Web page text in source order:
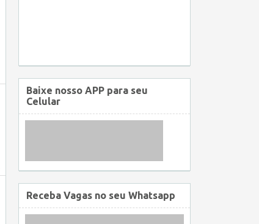
Baixe nosso APP para seu
Celular
Receba Vagas no seu Whatsapp